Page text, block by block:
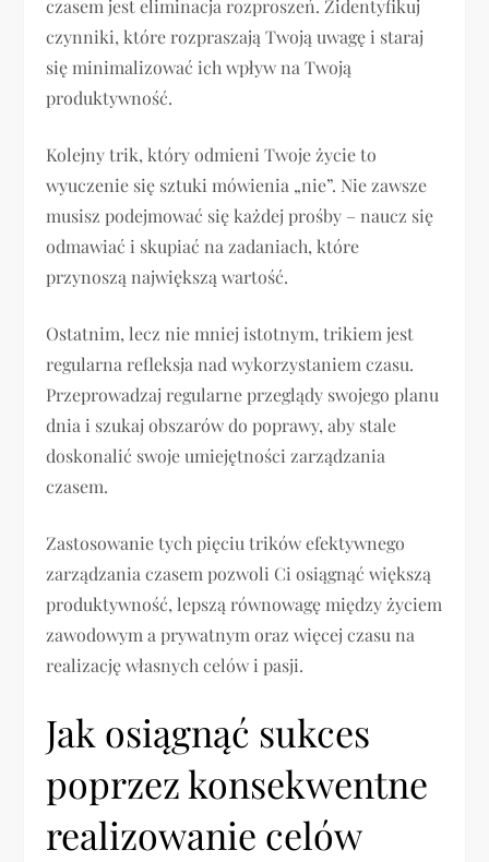
czasem jest eliminacja rozproszeń. Zidentyfikuj
czynniki, które rozpraszają Twoją uwagę i staraj
się minimalizować ich wpływ na Twoją
produktywność.
Kolejny trik, który odmieni Twoje życie to
wyuczenie się sztuki mówienia „nie”. Nie zawsze
musisz podejmować się każdej prośby – naucz się
odmawiać i skupiać na zadaniach, które
przynoszą największą wartość.
Ostatnim, lecz nie mniej istotnym, trikiem jest
regularna refleksja nad wykorzystaniem czasu.
Przeprowadzaj regularne przeglądy swojego planu
dnia i szukaj obszarów do poprawy, aby stale
doskonalić swoje umiejętności zarządzania
czasem.
Zastosowanie tych pięciu trików efektywnego
zarządzania czasem pozwoli Ci osiągnąć większą
produktywność, lepszą równowagę między życiem
zawodowym a prywatnym oraz więcej czasu na
realizację własnych celów i pasji.
Jak osiągnąć sukces
poprzez konsekwentne
realizowanie celów